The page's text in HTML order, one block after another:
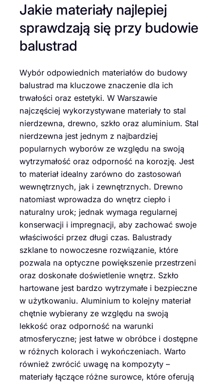
Jakie materiały najlepiej
sprawdzają się przy budowie
balustrad
Wybór odpowiednich materiałów do budowy
balustrad ma kluczowe znaczenie dla ich
trwałości oraz estetyki. W Warszawie
najczęściej wykorzystywane materiały to stal
nierdzewna, drewno, szkło oraz aluminium. Stal
nierdzewna jest jednym z najbardziej
popularnych wyborów ze względu na swoją
wytrzymałość oraz odporność na korozję. Jest
to materiał idealny zarówno do zastosowań
wewnętrznych, jak i zewnętrznych. Drewno
natomiast wprowadza do wnętrz ciepło i
naturalny urok; jednak wymaga regularnej
konserwacji i impregnacji, aby zachować swoje
właściwości przez długi czas. Balustrady
szklane to nowoczesne rozwiązanie, które
pozwala na optyczne powiększenie przestrzeni
oraz doskonałe doświetlenie wnętrz. Szkło
hartowane jest bardzo wytrzymałe i bezpieczne
w użytkowaniu. Aluminium to kolejny materiał
chętnie wybierany ze względu na swoją
lekkość oraz odporność na warunki
atmosferyczne; jest łatwe w obróbce i dostępne
w różnych kolorach i wykończeniach. Warto
również zwrócić uwagę na kompozyty –
materiały łączące różne surowce, które oferują